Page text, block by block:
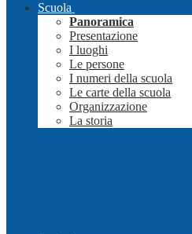
Scuola
Panoramica
Presentazione
I luoghi
Le persone
I numeri della scuola
Le carte della scuola
Organizzazione
La storia